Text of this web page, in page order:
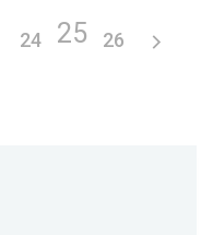
24 25 26